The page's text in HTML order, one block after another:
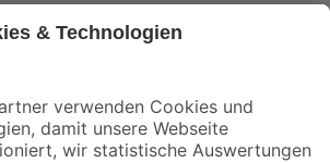
Angebote und Aktionen mehr verpassen!